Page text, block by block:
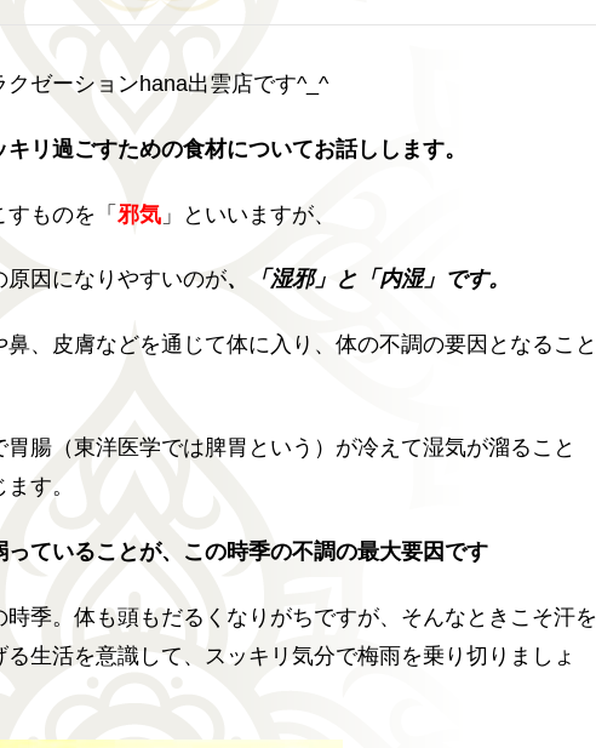
クゼーションhana出雲店です^_^
リ過ごすための食材についてお話しします。
すものを「邪気 」といいますが、
因になりやすいのが、「湿邪」と「内湿」です。
、皮膚などを通じて体に入り、体の不調の要因となること
腸（東洋医学では脾胃という）が冷えて湿気が溜ること
す。
ていることが、この時季の不調の最大要因です
季。体も頭もだるくなりがちですが、そんなときこそ汗を
生活を意識して、スッキリ気分で梅雨を乗り切りましょ